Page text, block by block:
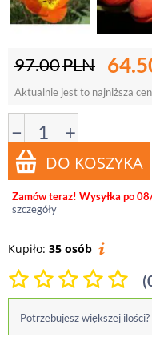
97.00PLN
Aktualnie jest to najniższa
− +
Zamów teraz! Wysyłka po
szczegóły
Kupiło: 35 osób
Potrzebujesz większej